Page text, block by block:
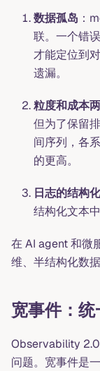
数据孤岛 ：
联。一个错
才能定位到
遗漏。
粒度和成本
但为了保留
间序列，各
的更高。
日志的结构
结构化文本
在 AI agent 和微
维、半结构化数
宽事件：
Observability
问题。宽事件是